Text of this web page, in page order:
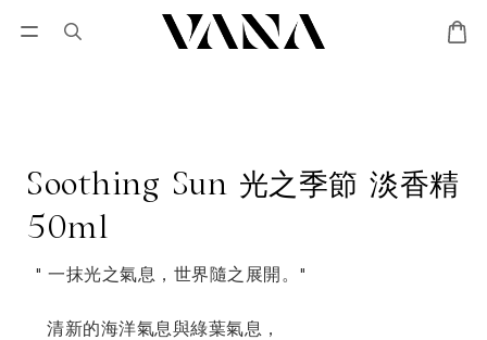
優惠專區 Lisa Larson聯名專區
會員登入
Soothing Sun 光之季節 淡香精
50ml
" 一抹光之氣息，世界隨之展開。"
  清新的海洋氣息與綠葉氣息，